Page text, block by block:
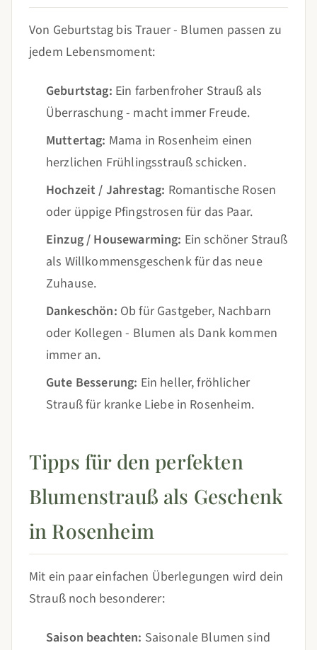
Von Geburtstag bis Trauer - Blumen passen zu
jedem Lebensmoment:
Geburtstag: Ein farbenfroher Strauß als
Überraschung - macht immer Freude.
Muttertag: Mama in Rosenheim einen
herzlichen Frühlingsstrauß schicken.
Hochzeit / Jahrestag: Romantische Rosen
oder üppige Pfingstrosen für das Paar.
Einzug / Housewarming: Ein schöner Strauß
als Willkommensgeschenk für das neue
Zuhause.
Dankeschön: Ob für Gastgeber, Nachbarn
oder Kollegen - Blumen als Dank kommen
immer an.
Gute Besserung: Ein heller, fröhlicher
Strauß für kranke Liebe in Rosenheim.
Tipps für den perfekten
Blumenstrauß als Geschenk
in Rosenheim
Mit ein paar einfachen Überlegungen wird dein
Strauß noch besonderer:
Saison beachten: Saisonale Blumen sind